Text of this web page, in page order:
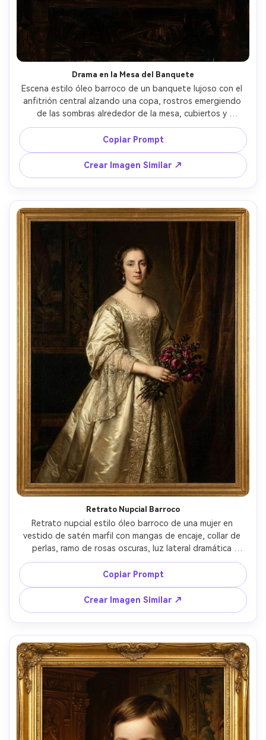
Drama en la Mesa del Banquete
Escena estilo óleo barroco de un banquete lujoso con el
anfitrión central alzando una copa, rostros emergiendo
de las sombras alrededor de la mesa, cubiertos y
cristalería reflejando luces, frutas rebosantes y pan
asado, tenebrismo profundo, gestos dramáticos, cálida
iluminación dorada, pincelada densa y en capas, lente
85mm, poca profundidad de campo --ar 4:5
Copiar Prompt
Crear Imagen Similar ↗
Retrato Nupcial Barroco
Retrato nupcial estilo óleo barroco de una mujer en
vestido de satén marfil con mangas de encaje, collar de
perlas, ramo de rosas oscuras, luz lateral dramática
creando brillos en la tela y profundas sombras, fondo
marrón rico con cortinaje, expresión calmada y elegante,
textura de óleo sobre lienzo, calidad de obra maestra,
lente 85mm, poca profundidad de campo --ar 4:5
Copiar Prompt
Crear Imagen Similar ↗